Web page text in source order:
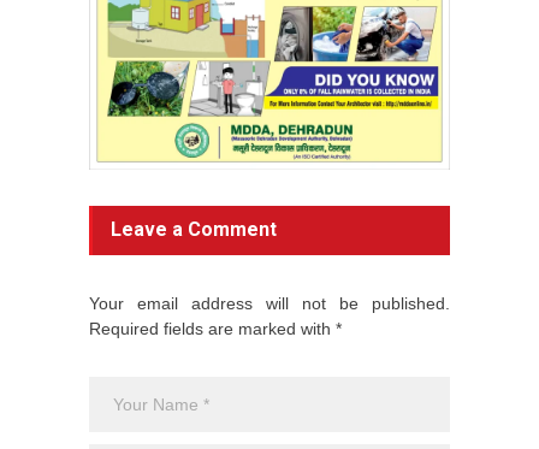
Leave a Comment
Your email address will not be published.
Required fields are marked with *